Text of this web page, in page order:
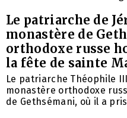
Le patriarche de
monastère de
orthodoxe russe
la fête de sainte
Le patriarche Théophile
monastère orthodoxe
de Gethsémani, où il a